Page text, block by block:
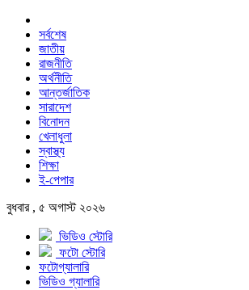
সর্বশেষ
জাতীয়
রাজনীতি
অর্থনীতি
আন্তর্জাতিক
সারাদেশ
বিনোদন
খেলাধুলা
স্বাস্থ্য
শিক্ষা
ই-পেপার
বুধবার , ৫ অগাস্ট ২০২৬
ভিডিও স্টোরি
ফটো স্টোরি
ফটোগ্যালারি
ভিডিও গ্যালারি